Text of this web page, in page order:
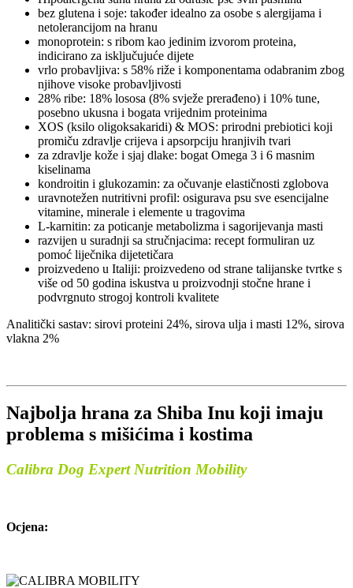
bez glutena i soje: također idealno za osobe s alergijama i
netolerancijom na hranu
monoprotein: s ribom kao jedinim izvorom proteina,
indicirano za isključujuće dijete
vrlo probavljiva: s 58% riže i komponentama odabranim zbog
njihove visoke probavljivosti
28% ribe: 18% lososa (8% svježe prerađeno) i 10% tune,
posebno ukusna i bogata vrijednim proteinima
XOS (ksilo oligoksakaridi) & MOS: prirodni prebiotici koji
promiču zdravlje crijeva i apsorpciju hranjivih tvari
za zdravlje kože i sjaj dlake: bogat Omega 3 i 6 masnim
kiselinama
kondroitin i glukozamin: za očuvanje elastičnosti zglobova
uravnotežen nutritivni profil: osigurava psu sve esencijalne
vitamine, minerale i elemente u tragovima
L-karnitin: za poticanje metabolizma i sagorijevanja masti
razvijen u suradnji sa stručnjacima: recept formuliran uz
pomoć liječnika dijetetičara
proizvedeno u Italiji: proizvedeno od strane talijanske tvrtke s
više od 50 godina iskustva u proizvodnji stočne hrane i
podvrgnuto strogoj kontroli kvalitete
Analitički sastav: sirovi proteini 24%, sirova ulja i masti 12%, sirova
vlakna 2%
Najbolja hrana za Shiba Inu koji imaju
problema s mišićima i kostima
Calibra Dog Expert Nutrition Mobility
Ocjena: